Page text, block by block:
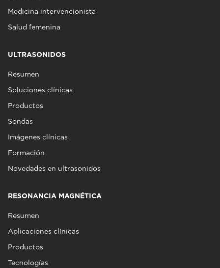
Medicina intervencionista
Salud femenina
ULTRASONIDOS
Resumen
Soluciones clínicas
Productos
Sondas
Imágenes clínicas
Formación
Novedades en ultrasonidos
RESONANCIA MAGNÉTICA
Resumen
Aplicaciones clínicas
Productos
Tecnologías